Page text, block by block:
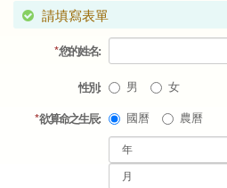
請填寫表單
* 您的姓名:
性別: 男
女
*欲算命之生辰: 國曆 農曆